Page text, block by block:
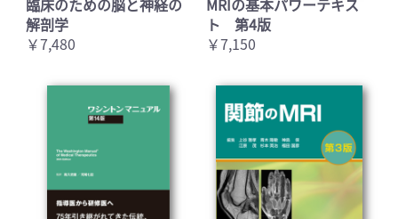
解剖学
￥7,480
ト 第4版
￥7,150